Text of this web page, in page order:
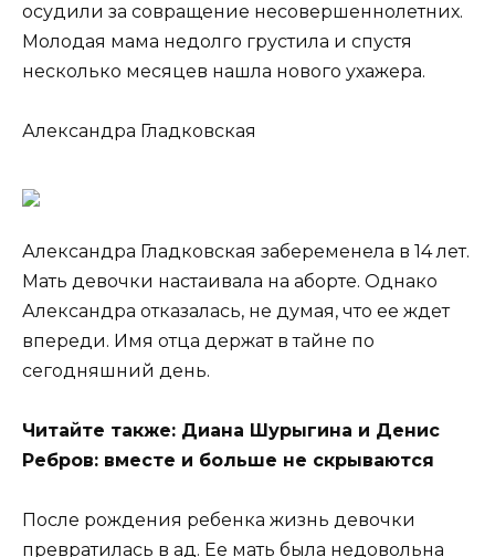
осудили за совращение несовершеннолетних.
Молодая мама недолго грустила и спустя
несколько месяцев нашла нового ухажера.
Александра Гладковская
Александра Гладковская забеременела в 14 лет.
Мать девочки настаивала на аборте. Однако
Александра отказалась, не думая, что ее ждет
впереди. Имя отца держат в тайне по
сегодняшний день.
Читайте также: Диана Шурыгина и Денис
Ребров: вместе и больше не скрываются
После рождения ребенка жизнь девочки
превратилась в ад. Ее мать была недовольна